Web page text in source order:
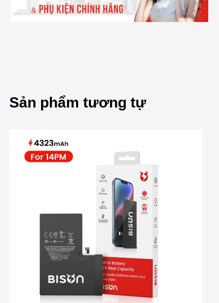
Sản phẩm tương tự